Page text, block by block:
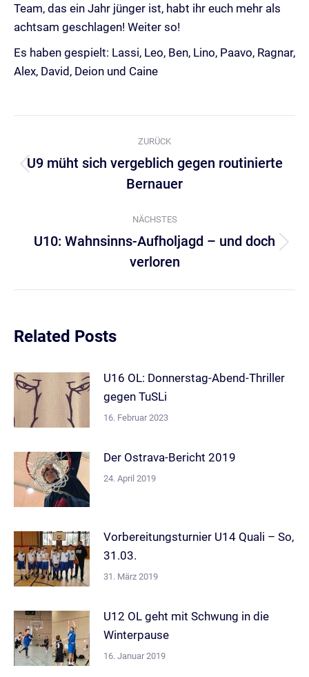
Team, das ein Jahr jünger ist, habt ihr euch mehr als
achtsam geschlagen! Weiter so!
Es haben gespielt: Lassi, Leo, Ben, Lino, Paavo, Ragnar,
Alex, David, Deion und Caine
Kommentarnavigation
ZURÜCK
Vorheriger
Beitrag:
U9 müht sich vergeblich gegen routinierte
Bernauer
NÄCHSTES
Nächster
Beitrag:
U10: Wahnsinns-Aufholjagd – und doch
verloren
Related Posts
U16 OL: Donnerstag-Abend-Thriller
gegen TuSLi
16. Februar 2023
Der Ostrava-Bericht 2019
24. April 2019
Vorbereitungsturnier U14 Quali – So,
31.03.
31. März 2019
U12 OL geht mit Schwung in die
Winterpause
16. Januar 2019